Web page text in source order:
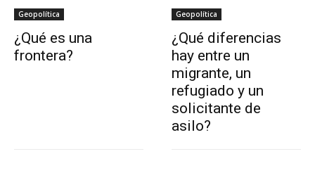
Geopolítica
¿Qué es una
frontera?
Geopolítica
¿Qué diferencias
hay entre un
migrante, un
refugiado y un
solicitante de
asilo?